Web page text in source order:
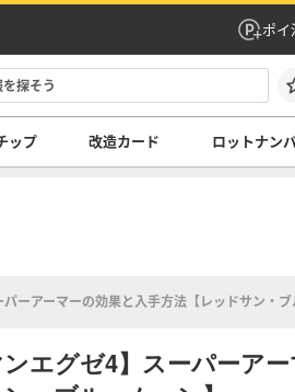
ポイ
ップ 改造カード ロットナン
パーアーマーの効果と入手方法【レッドサン・
ンエグゼ4】スーパーア